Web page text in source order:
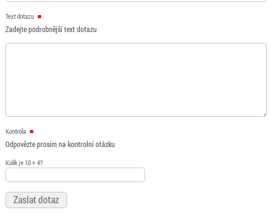
Text dotazu
Zadejte podrobnější text dotazu
Kontrola
Odpovězte prosím na kontrolní otázku
Kolik je 10 + 4?